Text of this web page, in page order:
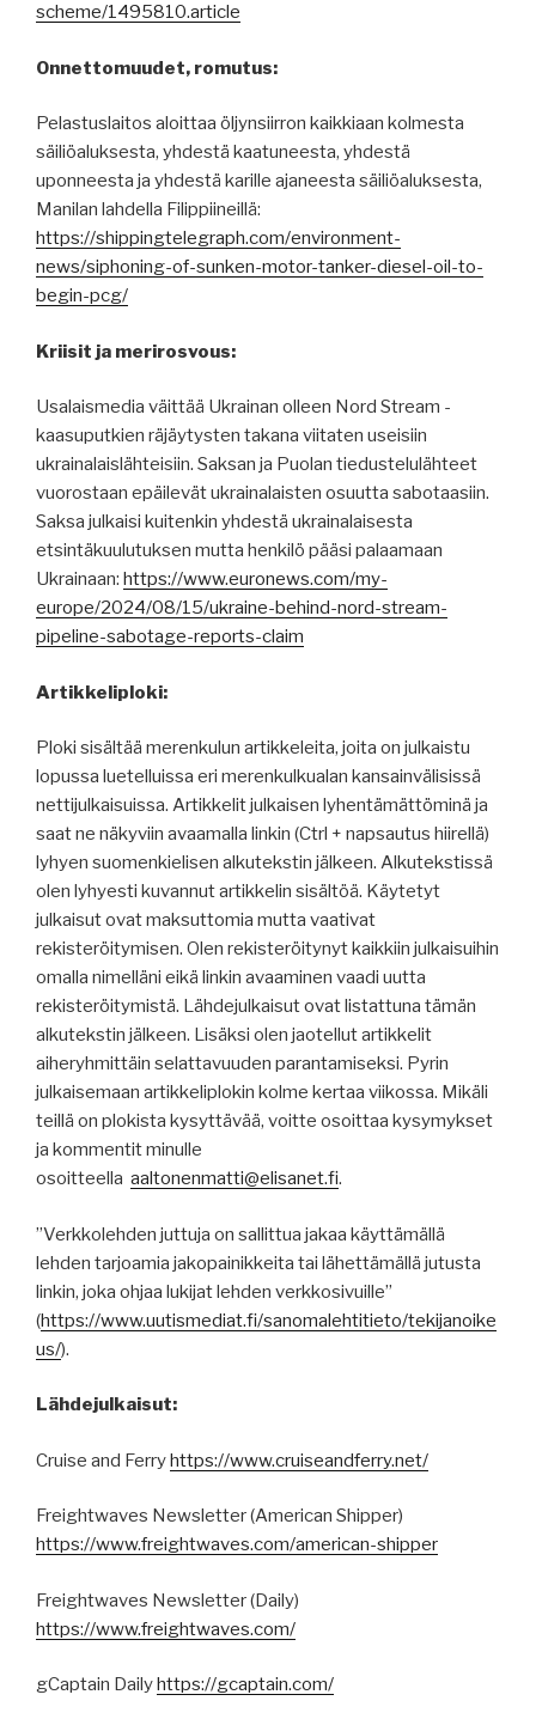
scheme/1495810.article
Onnettomuudet, romutus:
Pelastuslaitos aloittaa öljynsiirron kaikkiaan kolmesta
säiliöaluksesta, yhdestä kaatuneesta, yhdestä
uponneesta ja yhdestä karille ajaneesta säiliöaluksesta,
Manilan lahdella Filippiineillä:
https://shippingtelegraph.com/environment-
news/siphoning-of-sunken-motor-tanker-diesel-oil-to-
begin-pcg/
Kriisit ja merirosvous:
Usalaismedia väittää Ukrainan olleen Nord Stream -
kaasuputkien räjäytysten takana viitaten useisiin
ukrainalaislähteisiin. Saksan ja Puolan tiedustelulähteet
vuorostaan epäilevät ukrainalaisten osuutta sabotaasiin.
Saksa julkaisi kuitenkin yhdestä ukrainalaisesta
etsintäkuulutuksen mutta henkilö pääsi palaamaan
Ukrainaan: https://www.euronews.com/my-
europe/2024/08/15/ukraine-behind-nord-stream-
pipeline-sabotage-reports-claim
Artikkeliploki:
Ploki sisältää merenkulun artikkeleita, joita on julkaistu
lopussa luetelluissa eri merenkulkualan kansainvälisissä
nettijulkaisuissa. Artikkelit julkaisen lyhentämättöminä ja
saat ne näkyviin avaamalla linkin (Ctrl + napsautus hiirellä)
lyhyen suomenkielisen alkutekstin jälkeen. Alkutekstissä
olen lyhyesti kuvannut artikkelin sisältöä. Käytetyt
julkaisut ovat maksuttomia mutta vaativat
rekisteröitymisen. Olen rekisteröitynyt kaikkiin julkaisuihin
omalla nimelläni eikä linkin avaaminen vaadi uutta
rekisteröitymistä. Lähdejulkaisut ovat listattuna tämän
alkutekstin jälkeen. Lisäksi olen jaotellut artikkelit
aiheryhmittäin selattavuuden parantamiseksi. Pyrin
julkaisemaan artikkeliplokin kolme kertaa viikossa. Mikäli
teillä on plokista kysyttävää, voitte osoittaa kysymykset
ja kommentit minulle
osoitteella aaltonenmatti@elisanet.fi.
”Verkkolehden juttuja on sallittua jakaa käyttämällä
lehden tarjoamia jakopainikkeita tai lähettämällä jutusta
linkin, joka ohjaa lukijat lehden verkkosivuille”
(https://www.uutismediat.fi/sanomalehtitieto/tekijanoike
us/).
Lähdejulkaisut:
Cruise and Ferryhttps://www.cruiseandferry.net/
Freightwaves Newsletter (American Shipper)
https://www.freightwaves.com/american-shipper
Freightwaves Newsletter (Daily)
https://www.freightwaves.com/
gCaptain Dailyhttps://gcaptain.com/